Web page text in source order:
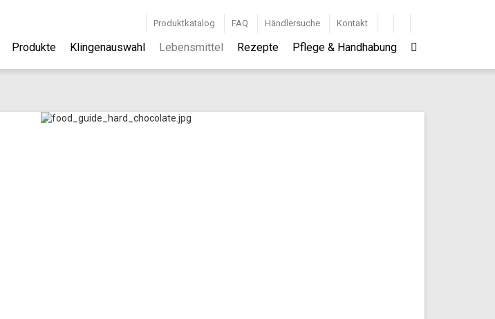
Produktkatalog FAQ Händlersuche Kontakt
Produkte Klingenauswahl Lebensmittel Rezepte Pflege & Handhabung